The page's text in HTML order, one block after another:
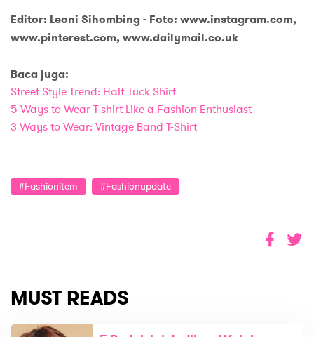
Editor: Leoni Sihombing - Foto: www.instagram.com,
www.pinterest.com, www.dailymail.co.uk
Baca juga:
Street Style Trend: Half Tuck Shirt
5 Ways to Wear T-shirt Like a Fashion Enthusiast
3 Ways to Wear: Vintage Band T-Shirt
#fashionitem #fashionupdate
MUST READS